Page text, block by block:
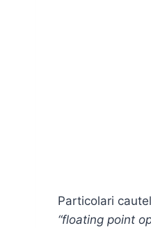
Particolari
“floating point